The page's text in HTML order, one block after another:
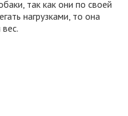
так как они по своей
нагрузками, то она